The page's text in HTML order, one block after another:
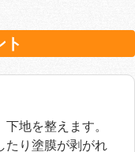
ト
地を整えます。
たり塗膜が剥がれ